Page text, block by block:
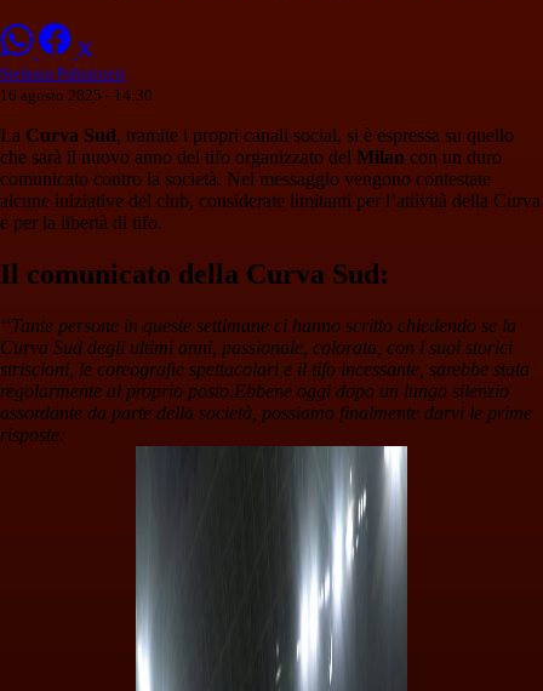
Stefania Palminteri
16 agosto 2025 - 14:30
La Curva Sud, tramite i propri canali social, si è espressa su quello
che sarà il nuovo anno del tifo organizzato del Milan con un duro
comunicato contro la società. Nel messaggio vengono contestate
alcune iniziative del club, considerate limitanti per l’attività della Curva
e per la libertà di tifo.
Il comunicato della Curva Sud:
“Tante persone in queste settimane ci hanno scritto chiedendo se la
Curva Sud degli ultimi anni, passionale, colorata, con i suoi storici
striscioni, le coreografie spettacolari e il tifo incessante, sarebbe stata
regolarmente al proprio posto.Ebbene oggi dopo un lungo silenzio
assordante da parte della società, possiamo finalmente darvi le prime
risposte: